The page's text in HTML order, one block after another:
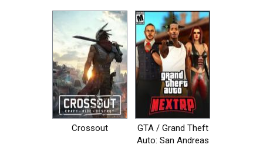
Crossout
GTA / Grand Theft
Auto: San Andreas